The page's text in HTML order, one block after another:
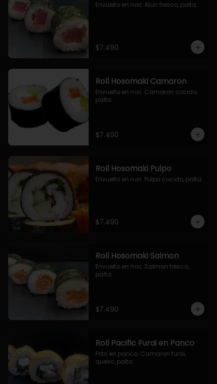
Envuelto en nori. Atun fresco, palta.
$7.490
Roll Hosomaki Camaron
Envuelto en nori. Camaron cocido,
palta.
$7.490
Roll Hosomaki Pulpo
Envuelto en nori. Pulpo cocido, palta.
$7.490
Roll Hosomaki Salmon
Envuelto en nori. Salmon fresco,
palta.
$7.490
Roll Pacific Furai en Panco
Frito en panco. Camaron furai,
queso, palta.